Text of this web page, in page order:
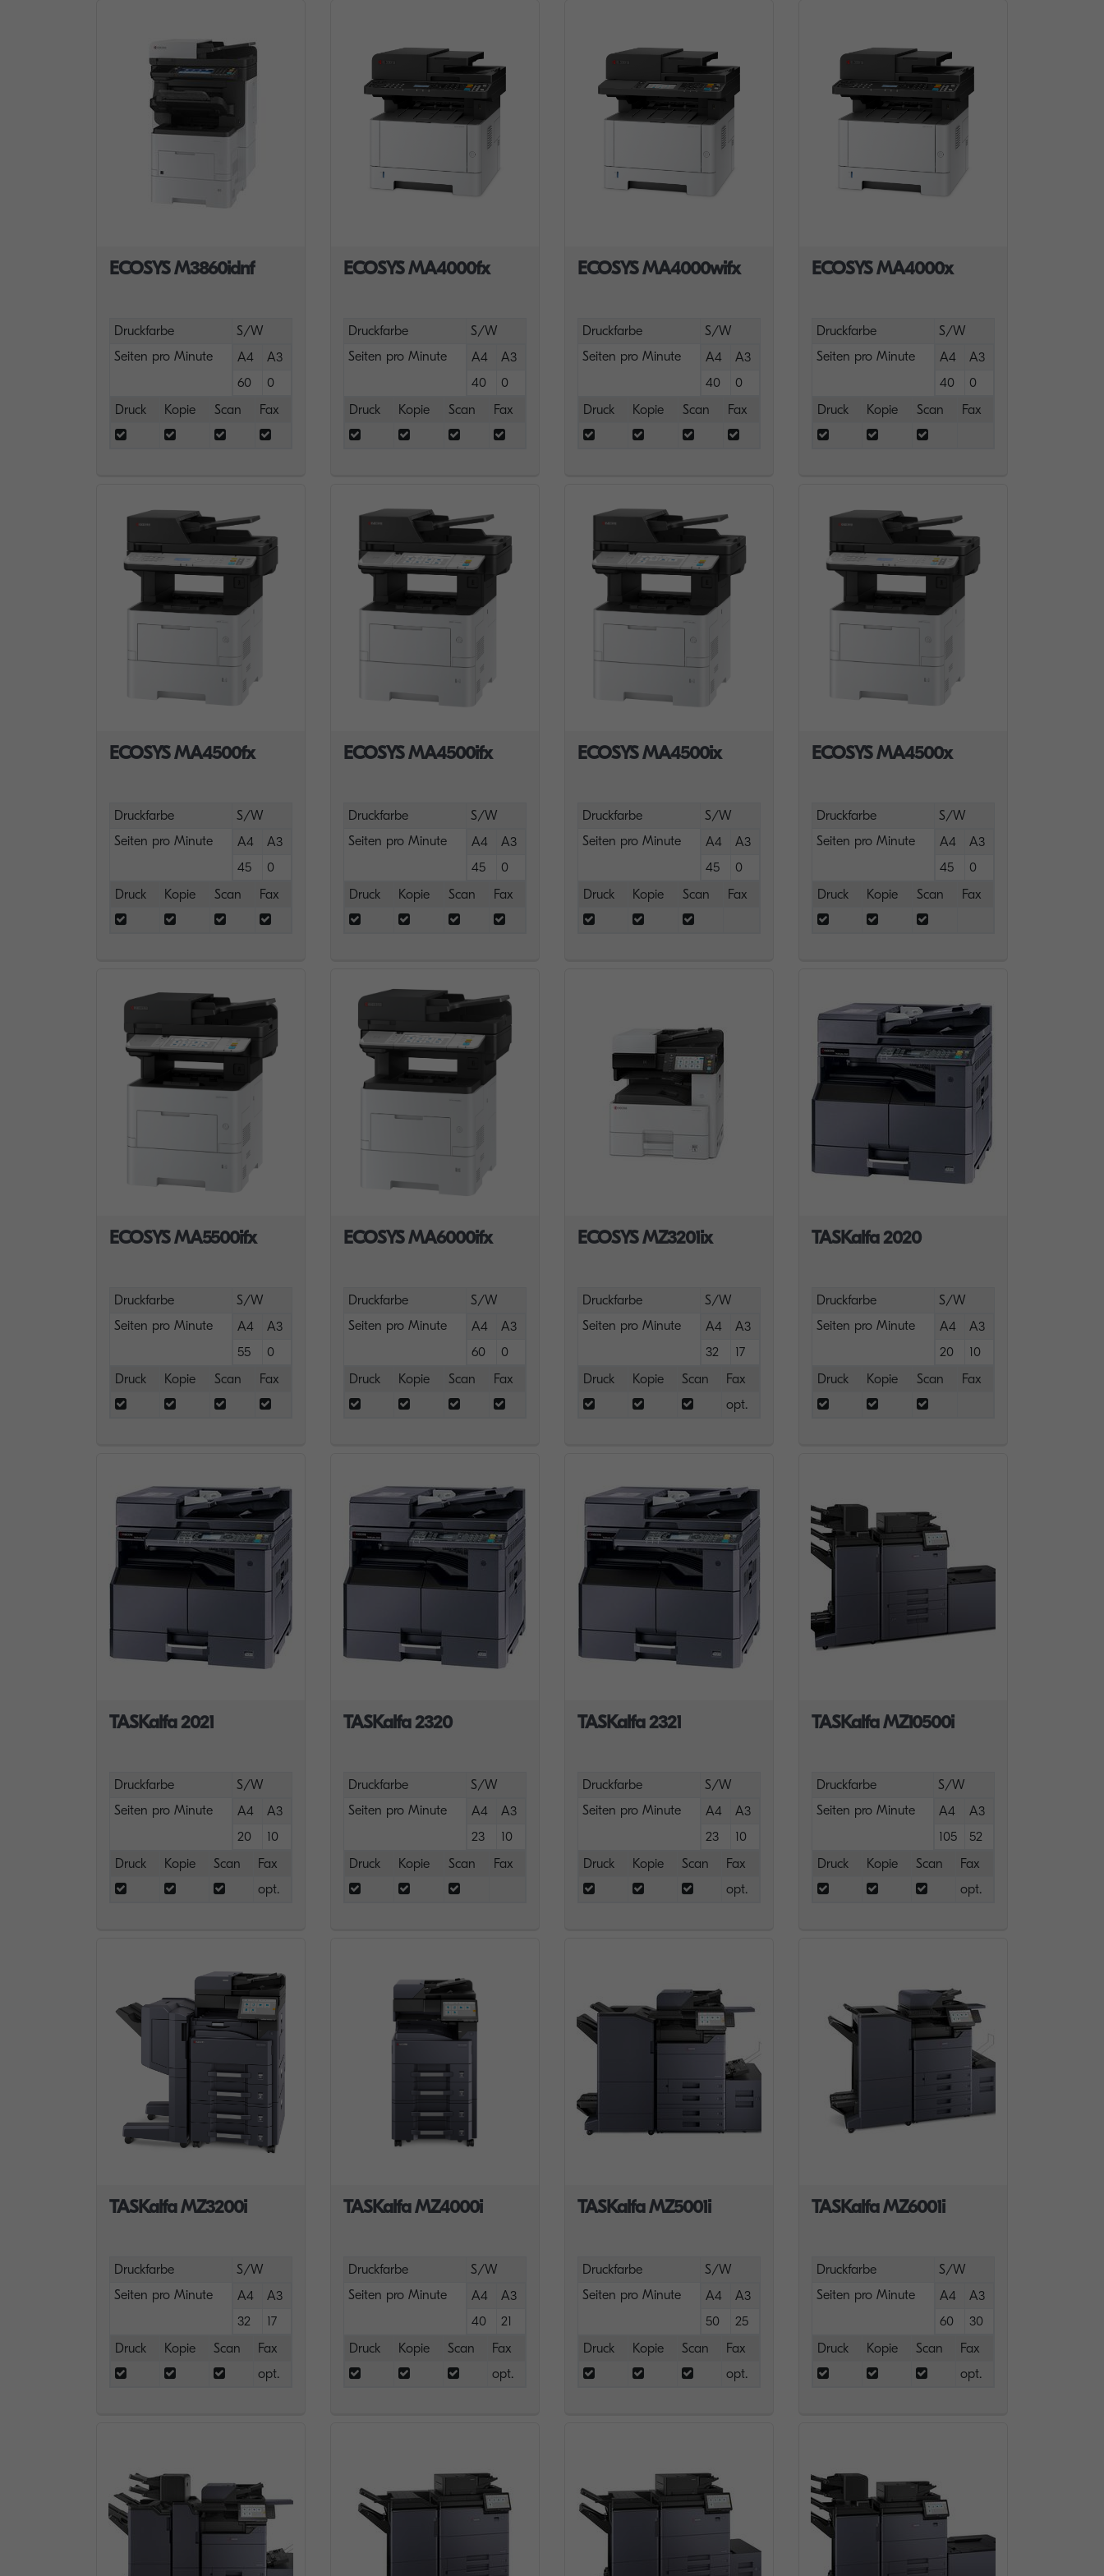
ECOSYS M3860idnf
Druckfarbe
S/W
Seiten pro Minute
A4
A3
60
0
Druck
Kopie Scan Fax
ECOSYS MA4000fx
Druckfarbe
S/W
Seiten pro Minute
A4
A3
40
0
Druck
Kopie Scan Fax
ECOSYS MA4000wifx
Druckfarbe
S/W
Seiten pro Minute
A4
A3
40
0
Druck
Kopie Scan Fax
ECOSYS MA4000x
Druckfarbe
S/W
Seiten pro Minute
A4
A3
40
0
Druck
Kopie Scan Fax
ECOSYS MA4500fx
Druckfarbe
S/W
Seiten pro Minute
A4
A3
45
0
Druck
Kopie Scan Fax
ECOSYS MA4500ifx
Druckfarbe
S/W
Seiten pro Minute
A4
A3
45
0
Druck
Kopie Scan Fax
ECOSYS MA4500ix
Druckfarbe
S/W
Seiten pro Minute
A4
A3
45
0
Druck
Kopie Scan Fax
ECOSYS MA4500x
Druckfarbe
S/W
Seiten pro Minute
A4
A3
45
0
Druck
Kopie Scan Fax
ECOSYS MA5500ifx
Druckfarbe
S/W
Seiten pro Minute
A4
A3
55
0
Druck
Kopie Scan Fax
ECOSYS MA6000ifx
Druckfarbe
S/W
Seiten pro Minute
A4
A3
60
0
Druck
Kopie Scan Fax
ECOSYS MZ3201ix
Druckfarbe
S/W
Seiten pro Minute
A4
A3
32
17
Druck
Kopie Scan
Fax
opt.
TASKalfa 2020
Druckfarbe
S/W
Seiten pro Minute
A4
A3
20
10
Druck
Kopie Scan Fax
TASKalfa 2021
Druckfarbe
S/W
Seiten pro Minute
A4
A3
20
10
Druck
Kopie Scan
Fax
opt.
TASKalfa 2320
Druckfarbe
S/W
Seiten pro Minute
A4
A3
23
10
Druck
Kopie Scan Fax
TASKalfa 2321
Druckfarbe
S/W
Seiten pro Minute
A4
A3
23
10
Druck
Kopie Scan
Fax
opt.
TASKalfa MZ10500i
Druckfarbe
S/W
Seiten pro Minute
A4
A3
105
52
Druck
Kopie Scan
Fax
opt.
TASKalfa MZ3200i
Druckfarbe
S/W
Seiten pro Minute
A4
A3
32
17
Druck
Kopie Scan
Fax
opt.
TASKalfa MZ4000i
Druckfarbe
S/W
Seiten pro Minute
A4
A3
40
21
Druck
Kopie Scan
Fax
opt.
TASKalfa MZ5001i
Druckfarbe
S/W
Seiten pro Minute
A4
A3
50
25
Druck
Kopie Scan
Fax
opt.
TASKalfa MZ6001i
Druckfarbe
S/W
Seiten pro Minute
A4
A3
60
30
Druck
Kopie Scan
Fax
opt.